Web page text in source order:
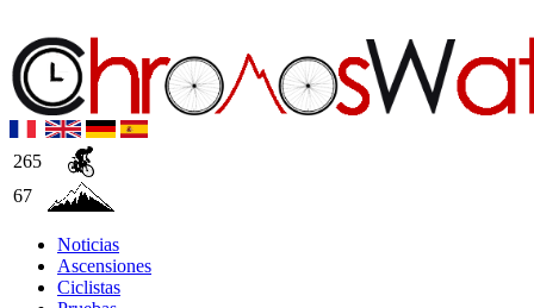
265
67
Noticias
Ascensiones
Ciclistas